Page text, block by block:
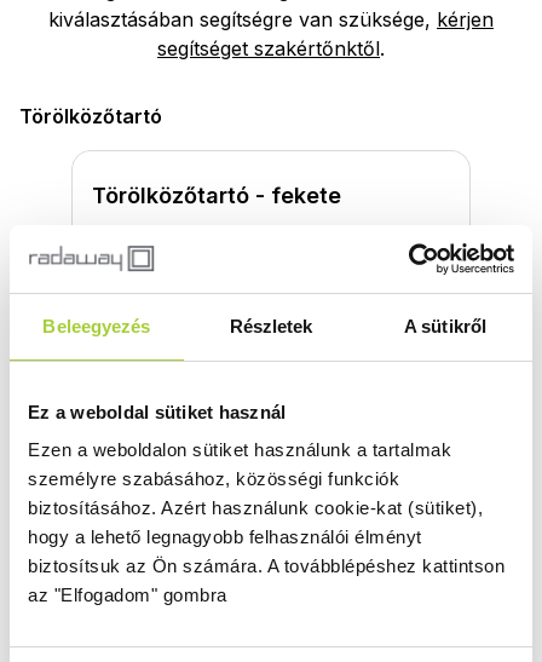
Beleegyezés Részletek A sütikről
Ez a weboldal sütiket használ
Ezen a weboldalon sütiket használunk a tartalmak
személyre szabásához, közösségi funkciók
biztosításához. Azért használunk cookie-kat (sütiket),
hogy a lehető legnagyobb felhasználói élményt
biztosítsuk az Ön számára. A továbblépéshez kattintson
az "Elfogadom" gombra
kiválasztásában segítségre van szüksége, kérjen
segítséget szakértőnktől.
Törölközőtartó
Törölközőtartó - fekete
8 500 Ft
Terméktámogatás